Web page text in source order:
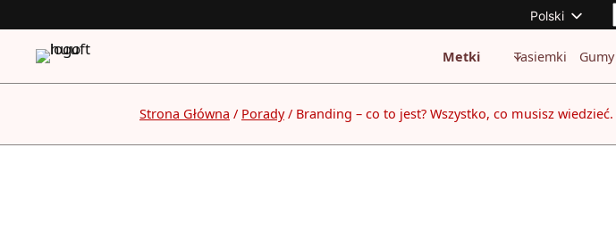
do
treści
Polski
Metki Tasiemki Gumy
Strona Główna / Porady / Branding – co to jest? Wszystko, co musisz wiedzieć.